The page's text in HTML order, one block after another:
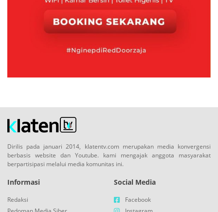
Dirilis pada januari 2014, klatentv.com merupakan media konvergensi
berbasis website dan Youtube. kami mengajak anggota masyarakat
berpartisipasi melalui media komunitas ini.
Informasi
Redaksi
Social Media
Facebook